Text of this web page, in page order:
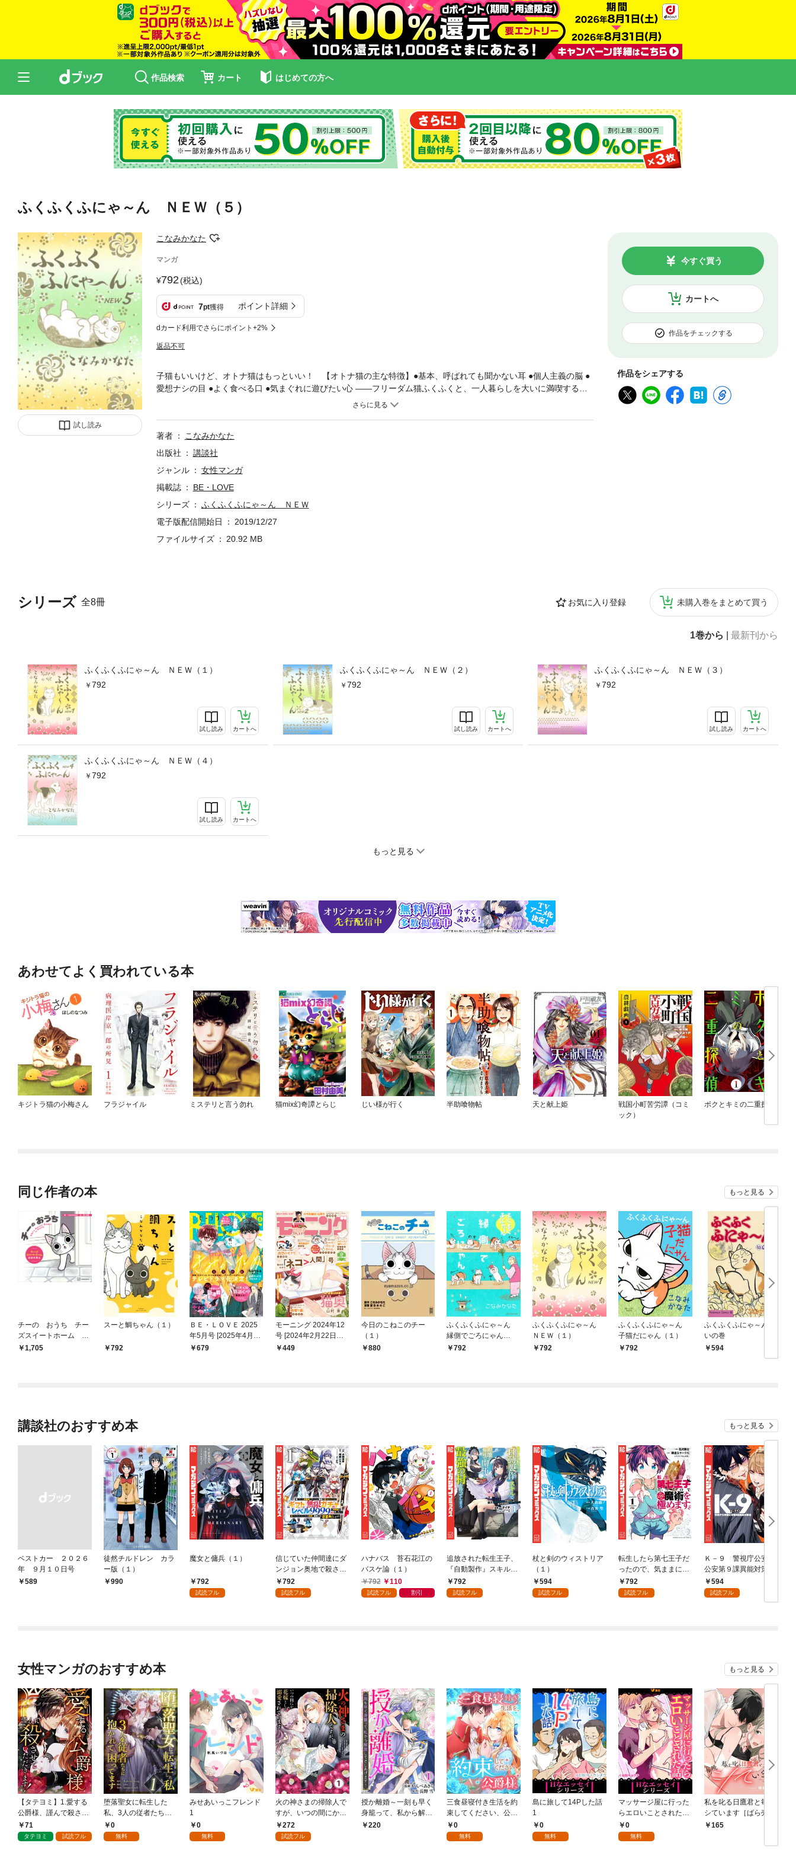
作品検索 カート はじめての方へ
ふくふくふにゃ～ん ＮＥＷ（５）
試し読み
こなみかなた
マンガ
792(税込)
7pt獲得 ポイント詳細
dカード利用でさらにポイント+2%
返品不可
カートへ
今すぐ買う
作品をチェックする
作品をシェアする
シリーズ 全8冊 お気に入り登録 未購入巻をまとめて買う
1巻から 最新刊から
ふくふくふにゃ～ん ＮＥＷ（１）
792
試し読み カートへ
ふくふくふにゃ～ん ＮＥＷ（２）
792
試し読み カートへ
ふくふくふにゃ～ん ＮＥＷ（３）
792
試し読み カートへ
ふくふくふにゃ～ん ＮＥＷ（４）
792
試し読み カートへ
もっと見る
子猫もいいけど、オトナ猫はもっといい！ 【オトナ猫の主な特徴】●基本、呼ばれても聞かない耳 ●個人主義の脳 ●
愛想ナシの目 ●よく食べる口 ●気まぐれに遊びたい心 ――フリーダム猫ふくふくと、一人暮らしを大いに満喫するお
ばあちゃんの、ポカポカ猫ライフ。たま～に「ふにゃん」と甘える姿は、猫好きにはたまりません！ 懐かしの和テ
著者
こなみかなた
出版社
講談社
ジャンル
女性マンガ
掲載誌
BE・LOVE
シリーズ
ふくふくふにゃ～ん ＮＥＷ
電子版配信開始日
2019/12/27
ファイルサイズ
20.92 MB
あわせてよく買われている本
キジトラ猫の小梅さん フラジャイル ミステリと言う勿れ 猫mix幻奇譚とらじ じい様が行く 半助喰物帖 天と献上姫
戦国小町苦労譚（コミ
ック）
ボクとキミの二重探偵
同じ作者の本 もっと見る
チーの おうち チー
ズスイートホーム 公
式えほん
1,705
スーと鯛ちゃん（１）
792
ＢＥ・ＬＯＶＥ 2025
年5月号 [2025年4月1
日発売]
679
モーニング 2024年12
号 [2024年2月22日発
売]449
今日のこねこのチー
（１）
880
ふくふくふにゃ～ん
縁側でごろにゃん
（１）
792
ふくふくふにゃ～ん
ＮＥＷ（１）
792
ふくふくふにゃ～ん
子猫だにゃん（１）
792
ふくふくふにゃ～ん
いの巻
594
講談社のおすすめ本 もっと見る
ベストカー ２０２６
年 ９月１０日号
￥589
徒然チルドレン カラ
ー版（１）
990
魔女と傭兵（１）
792
試読フル
信じていた仲間達にダ
ンジョン奥地で殺され
かけたがギフト『無限
ガチャ』でレベル９９
792
試読フル
ハナバス 苔石花江の
バスケ論（１）
792
110
試読フル 割引
追放された転生王子、
『自動製作』スキルで
領地を爆速で開拓し最
強の村を作ってしまう
792
試読フル
杖と剣のウィストリア
（１）
594
試読フル
転生したら第七王子だ
ったので、気ままに魔
術を極めます（１）
792
試読フル
Ｋ－９ 警視庁公安部
公安第９課異能対策係
（１）
594
試読フル
女性マンガのおすすめ本 もっと見る
【タテヨミ】1.愛する
公爵様、謹んで殺させ
ていただきます！
71
タテヨミ 試読フル
堕落聖女に転生した
私、3人の従者たちに
抱かれて困ってます 第
1話
0
無料
みせあいっこフレンド
1
0
無料
火の神さまの掃除人で
すが、いつの間にか花
嫁として溺愛されてい
ます【単話】（１）
272
試読フル
授か離婚～一刻も早く
身籠って、私から解放
してさしあげます！1
220
三食昼寝付き生活を約
束してください、公爵
様 1話
0
無料
島に旅して14Pした話
1
0
無料
マッサージ屋に行った
らエロいことされた話
1 0
無料
私を叱る日鷹君と毎晩
シています［ばら売
り］ 第1話
165